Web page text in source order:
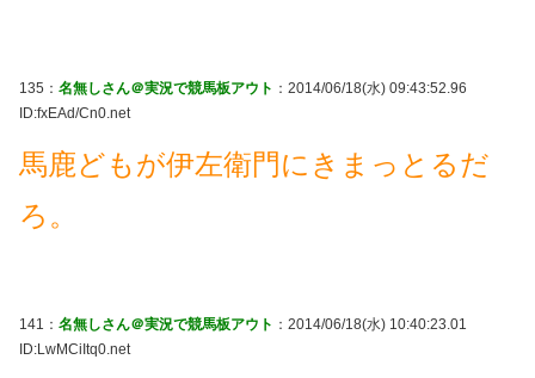
135： 名無しさん＠実況で競馬板アウト ：2014/06/18(水) 09:43:52.96
ID:fxEAd/Cn0.net
馬鹿どもが伊左衛門にきまっとるだ
ろ。
141： 名無しさん＠実況で競馬板アウト ：2014/06/18(水) 10:40:23.01
ID:LwMCiItq0.net